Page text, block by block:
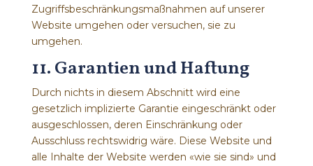
Zugriffsbeschränkungsmaßnahmen auf unserer
Website umgehen oder versuchen, sie zu
umgehen.
11. Garantien und Haftung
Durch nichts in diesem Abschnitt wird eine
gesetzlich implizierte Garantie eingeschränkt oder
ausgeschlossen, deren Einschränkung oder
Ausschluss rechtswidrig wäre. Diese Website und
alle Inhalte der Website werden «wie sie sind» und